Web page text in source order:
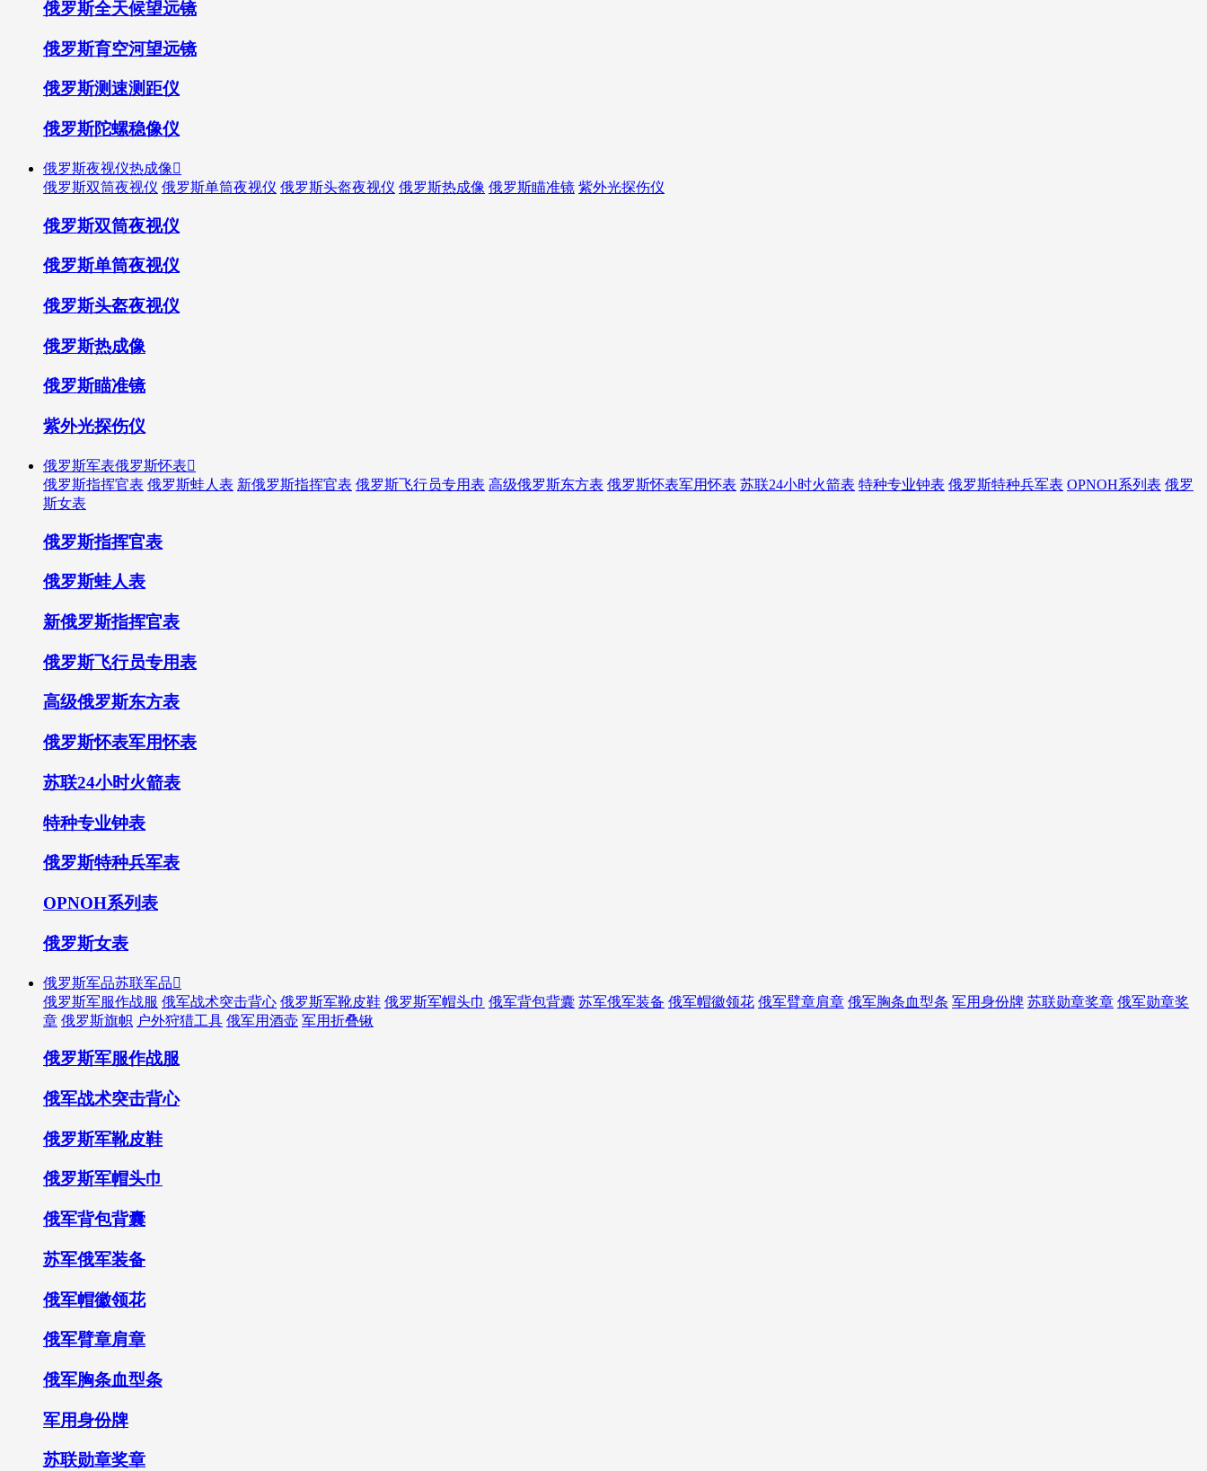
俄罗斯全天候望远镜
俄罗斯育空河望远镜
俄罗斯测速测距仪
俄罗斯陀螺稳像仪
俄罗斯夜视仪热成像
俄罗斯双筒夜视仪 俄罗斯单筒夜视仪 俄罗斯头盔夜视仪 俄罗斯热成像 俄罗斯瞄准镜 紫外光探伤仪
俄罗斯双筒夜视仪
俄罗斯单筒夜视仪
俄罗斯头盔夜视仪
俄罗斯热成像
俄罗斯瞄准镜
紫外光探伤仪
俄罗斯军表俄罗斯怀表
俄罗斯指挥官表 俄罗斯蛙人表 新俄罗斯指挥官表 俄罗斯飞行员专用表 高级俄罗斯东方表 俄罗斯怀表军用怀表 苏联24小时火箭表 特种专业钟表 俄罗斯特种兵军表 OPNOH系列表 俄罗
斯女表
俄罗斯指挥官表
俄罗斯蛙人表
新俄罗斯指挥官表
俄罗斯飞行员专用表
高级俄罗斯东方表
俄罗斯怀表军用怀表
苏联24小时火箭表
特种专业钟表
俄罗斯特种兵军表
OPNOH系列表
俄罗斯女表
俄罗斯军品苏联军品
俄罗斯军服作战服 俄军战术突击背心 俄罗斯军靴皮鞋 俄罗斯军帽头巾 俄军背包背囊 苏军俄军装备 俄军帽徽领花 俄军臂章肩章 俄军胸条血型条 军用身份牌 苏联勋章奖章 俄军勋章奖
章 俄罗斯旗帜 户外狩猎工具 俄军用酒壶 军用折叠锹
俄罗斯军服作战服
俄军战术突击背心
俄罗斯军靴皮鞋
俄罗斯军帽头巾
俄军背包背囊
苏军俄军装备
俄军帽徽领花
俄军臂章肩章
俄军胸条血型条
军用身份牌
苏联勋章奖章